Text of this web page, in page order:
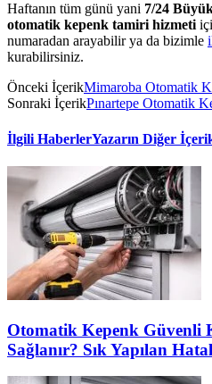
Haftanın tüm günü yani 7/24
otomatik kepenk tamiri hizmeti
numaradan arayabilir ya da bizimle
kurabilirsiniz.
Önceki İçerikMimaroba Otomatik
Sonraki İçerikPınartepe Otomatik
İlgili HaberlerYazarın Diğer
Otomatik Kepenk Güvenli
Sağlanır? Sık Yapılan